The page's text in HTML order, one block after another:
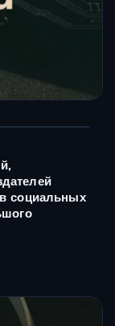
социальных